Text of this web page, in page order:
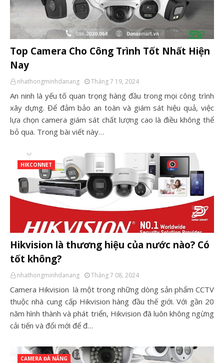
Top Camera Cho Công Trình Tốt Nhất Hiện
Nay
nhathongminhdanang Tháng 7 19, 2024
An ninh là yếu tố quan trọng hàng đầu trong mọi công trình
xây dựng. Để đảm bảo an toàn và giám sát hiệu quả, việc
lựa chọn camera giám sát chất lượng cao là điều không thể
bỏ qua. Trong bài viết này…
HIKCONNET
Hikvision là thương hiệu của nước nào? Có
tốt không?
nhathongminhdanang Tháng 7 08, 2024
Camera Hikvision là một trong những dòng sản phẩm CCTV
thuộc nhà cung cấp Hikvision hàng đầu thế giới. Với gần 20
năm hình thành và phát triển, Hikvision đã luôn không ngừng
cải tiến và đổi mới để đ…
CAMERA ĐÀ NẴNG